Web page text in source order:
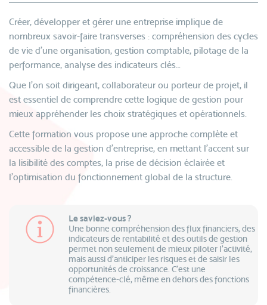
Créer, développer et gérer une entreprise implique de
nombreux savoir-faire transverses : compréhension des cycles
de vie d’une organisation, gestion comptable, pilotage de la
performance, analyse des indicateurs clés…
Que l’on soit dirigeant, collaborateur ou porteur de projet, il
est essentiel de comprendre cette logique de gestion pour
mieux appréhender les choix stratégiques et opérationnels.
Cette formation vous propose une approche complète et
accessible de la gestion d’entreprise, en mettant l’accent sur
la lisibilité des comptes, la prise de décision éclairée et
l’optimisation du fonctionnement global de la structure.
Le saviez-vous ?
Une bonne compréhension des flux financiers, des
indicateurs de rentabilité et des outils de gestion
permet non seulement de mieux piloter l’activité,
mais aussi d’anticiper les risques et de saisir les
opportunités de croissance. C’est une
compétence-clé, même en dehors des fonctions
financières.